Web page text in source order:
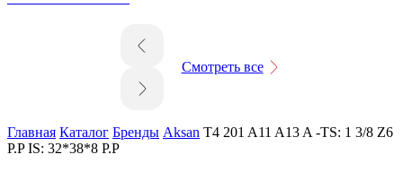
Смотреть все
Главная Каталог Бренды Aksan T4 201 A11 A13 A -TS: 1 3/8 Z6
P.P IS: 32*38*8 P.P